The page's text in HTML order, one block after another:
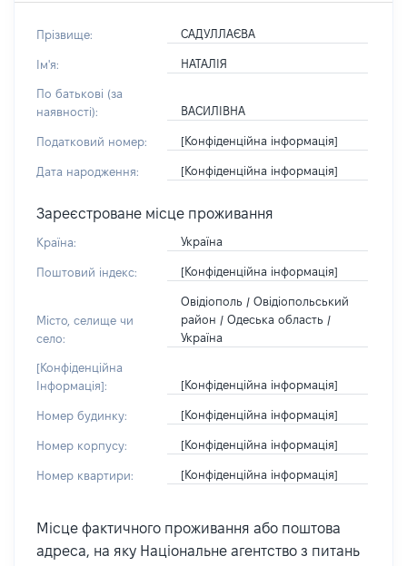
Прізвище: САДУЛЛАЄВА
Ім'я: НАТАЛІЯ
По батькові (за
наявності):
ВАСИЛІВНА
Податковий номер: [Конфіденційна інформація]
Дата народження: [Конфіденційна інформація]
Зареєстроване місце проживання
Країна: Україна
Поштовий індекс: [Конфіденційна інформація]
Місто, селище чи
село:
Овідіополь / Овідіопольський
район / Одеська область /
Україна
[Конфіденційна
Інформація]:
[Конфіденційна інформація]
Номер будинку: [Конфіденційна інформація]
Номер корпусу: [Конфіденційна інформація]
Номер квартири: [Конфіденційна інформація]
Місце фактичного проживання або поштова
адреса, на яку Національне агентство з питань